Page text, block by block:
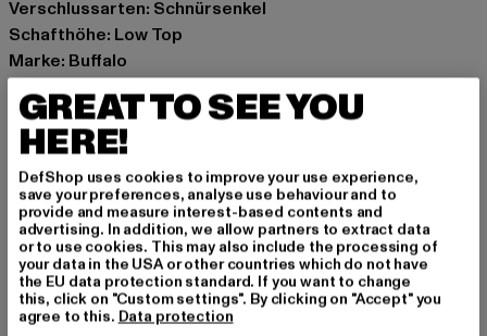
Verschlussarten: Schnürsenkel
Schafthöhe: Low Top
Marke: Buffalo
Farbe: bunt
Hersteller Farbe: silver/purple/green
Obermaterial: sonstiges Material
Innenfutter: Textil
Art.Nr: 1636361-20775
Hersteller: Buffalo Boots GmbH |service-de@buffalo-
boots.com
Schanzenstraße 41 | 51063 Köln | DE
GREAT TO SEE YOU
HERE!
DefShop uses cookies to improve your use experience,
save your preferences, analyse use behaviour and to
provide and measure interest-based contents and
advertising. In addition, we allow partners to extract data
or to use cookies. This may also include the processing of
your data in the USA or other countries which do not have
the EU data protection standard. If you want to change
this, click on "Custom settings". By clicking on "Accept" you
agree to this. Data protection